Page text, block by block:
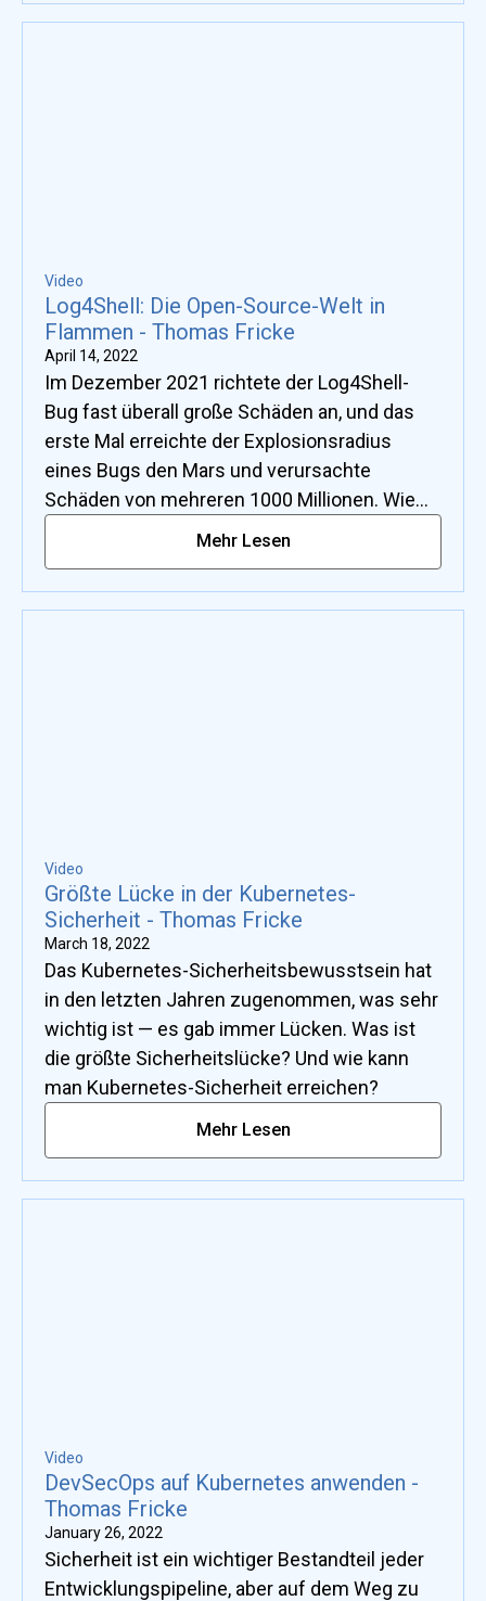
Größe eines Containers um den Faktor 100.
Video
Log4Shell: Die Open-Source-Welt in
Flammen - Thomas Fricke
April 14, 2022
Im Dezember 2021 richtete der Log4Shell-
Bug fast überall große Schäden an, und das
erste Mal erreichte der Explosionsradius
eines Bugs den Mars und verursachte
Schäden von mehreren 1000 Millionen. Wie
können wir solche Ereignisse in Zukunft
Mio. € auf die beachtliche Summe heben?
Mehr Lesen
Video
Größte Lücke in der Kubernetes-
Sicherheit - Thomas Fricke
March 18, 2022
Das Kubernetes-Sicherheitsbewusstsein hat
in den letzten Jahren zugenommen, was sehr
wichtig ist — es gab immer Lücken. Was ist
die größte Sicherheitslücke? Und wie kann
man Kubernetes-Sicherheit erreichen?
Mehr Lesen
Video
DevSecOps auf Kubernetes anwenden -
Thomas Fricke
January 26, 2022
Sicherheit ist ein wichtiger Bestandteil jeder
Entwicklungspipeline, aber auf dem Weg zu